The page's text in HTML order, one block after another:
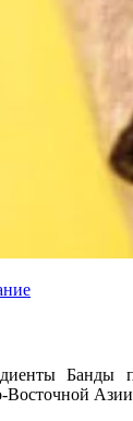
Банды
Восточной Азии